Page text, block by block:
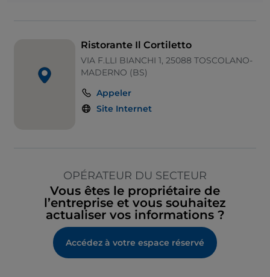
Ristorante Il Cortiletto
VIA F.LLI BIANCHI 1, 25088 TOSCOLANO-
MADERNO (BS)
Appeler
Site Internet
OPÉRATEUR DU SECTEUR
Vous êtes le propriétaire de
l’entreprise et vous souhaitez
actualiser vos informations ?
Accédez à votre espace réservé